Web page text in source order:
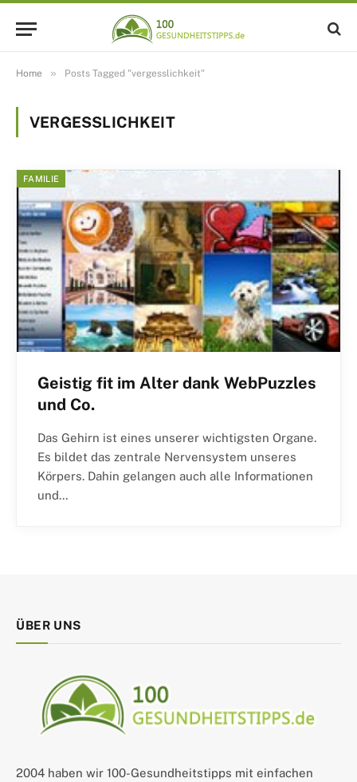
Home » Posts Tagged "vergesslichkeit"
VERGESSLICHKEIT
FAMILIE
Geistig fit im Alter dank WebPuzzles
und Co.
Das Gehirn ist eines unserer wichtigsten Organe.
Es bildet das zentrale Nervensystem unseres
Körpers. Dahin gelangen auch alle Informationen
und…
ÜBER UNS
2004 haben wir 100-Gesundheitstipps mit einfachen